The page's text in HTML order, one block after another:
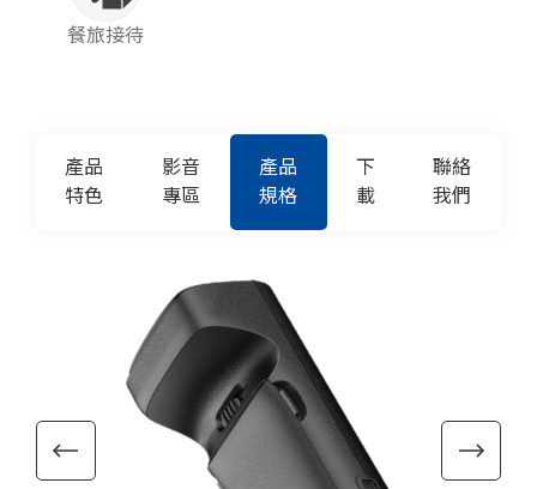
餐旅接待
產品
特色
影音
專區
產品
規格
下
載
聯絡
我們